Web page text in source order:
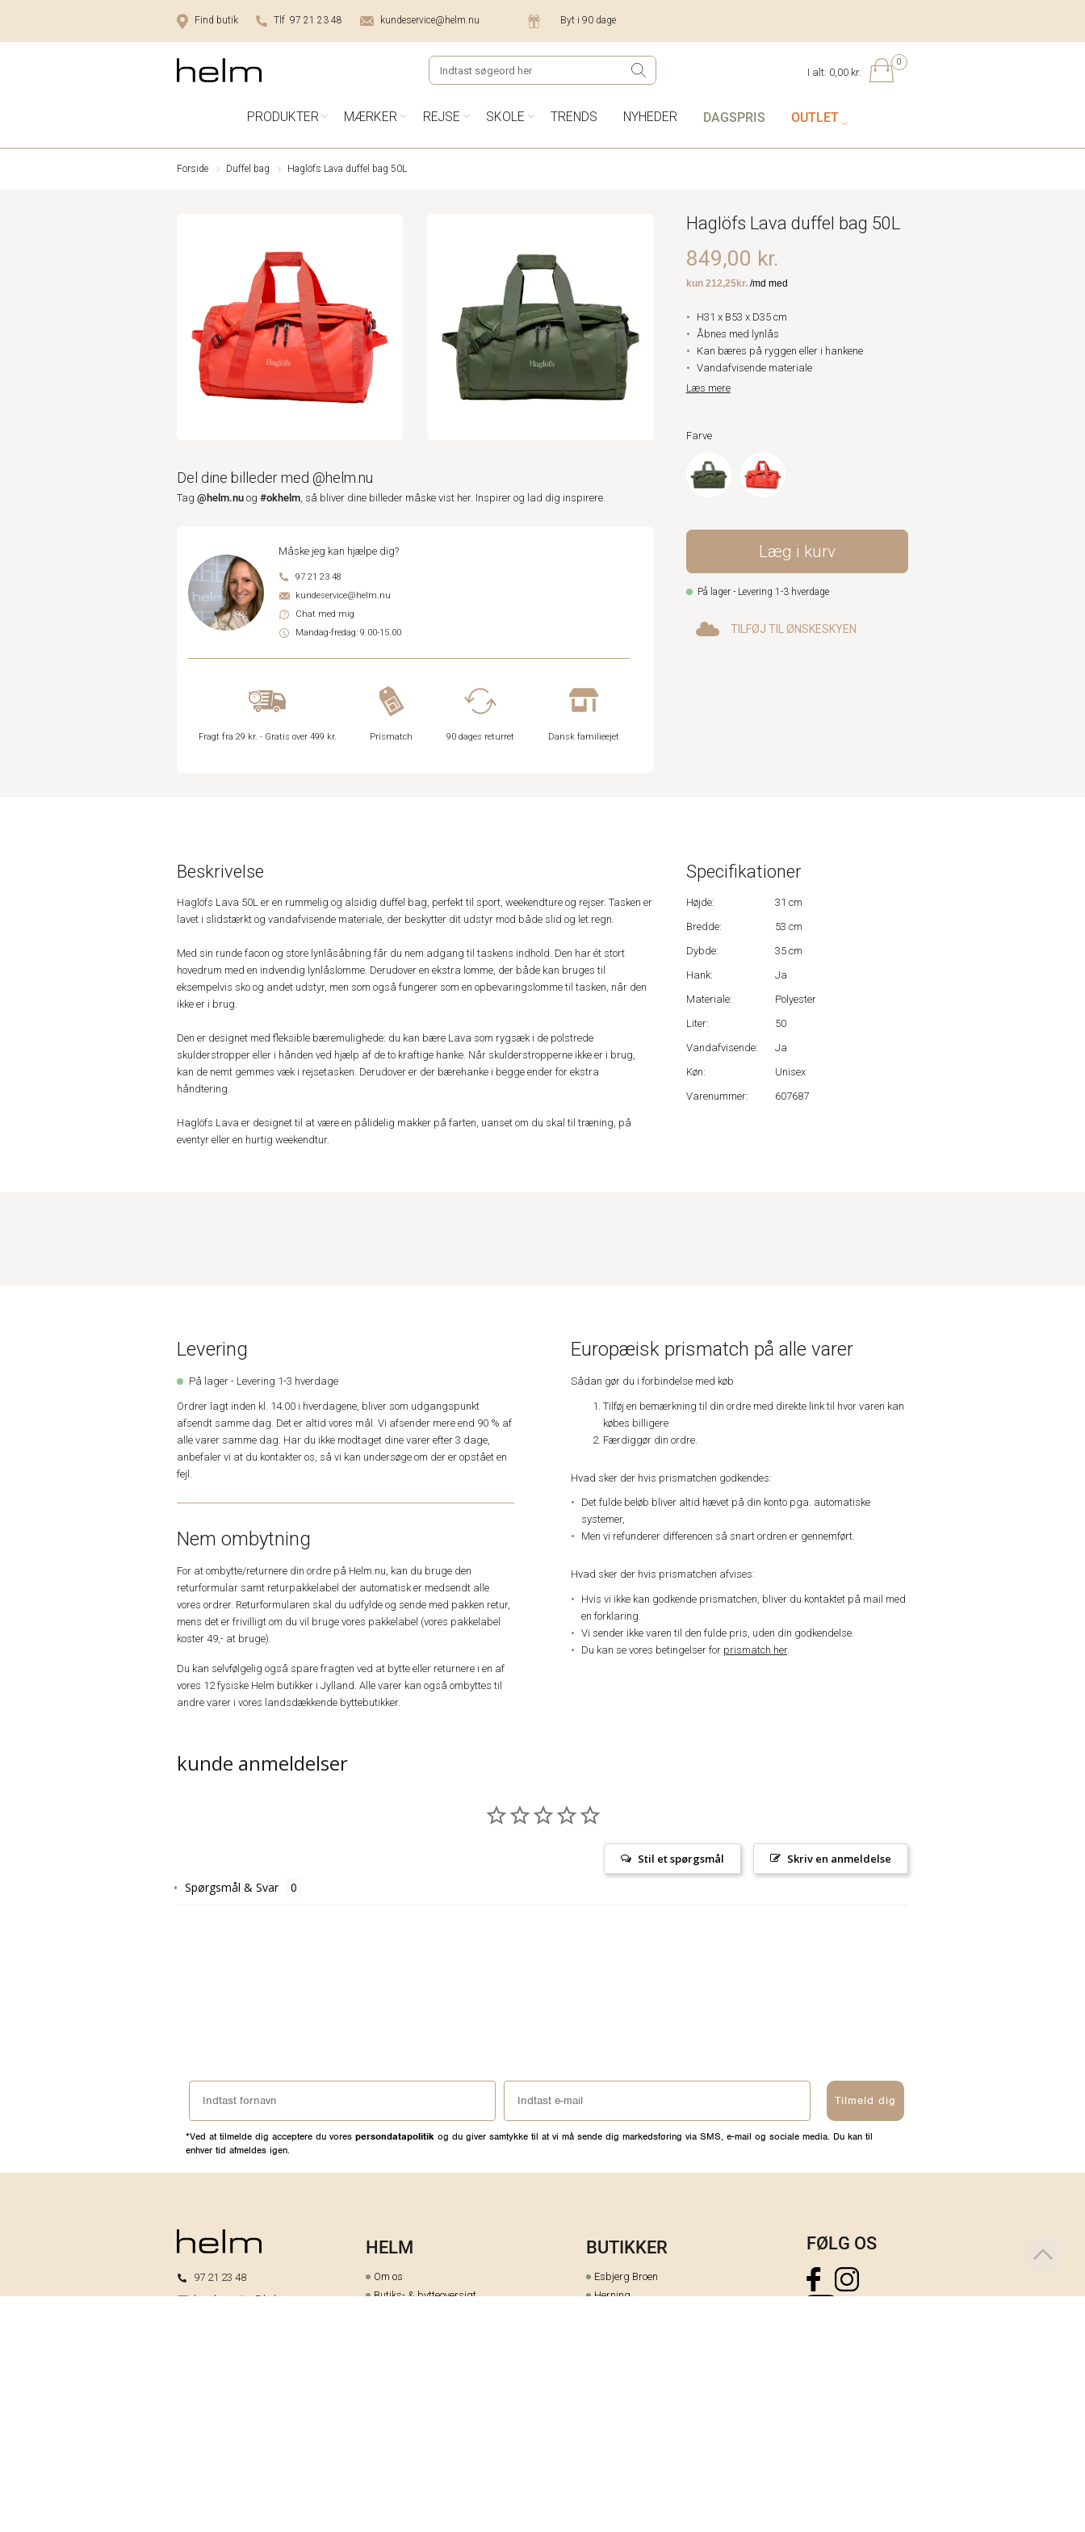
Find butik Tlf 97 21 23 48 kundeservice@helm.nu Byt i 90 dage
0
I alt: 0,00 kr.
PRODUKTER MÆRKER REJSE SKOLE TRENDS NYHEDER DAGSPRIS OUTLET
Forside Duffel bag Haglöfs Lava duffel bag 50L
Del dine billeder med @helm.nu
Tag @helm.nu og #okhelm, så bliver dine billeder måske vist her. Inspirer og lad dig inspirere.
Måske jeg kan hjælpe dig?
97 21 23 48
kundeservice@helm.nu
Chat med mig
Mandag-fredag: 9.00-15.00
Fragt fra 29 kr. - Gratis over 499 kr. Prismatch 90 dages returret Dansk familieejet
Haglöfs Lava duffel bag 50L
849,00 kr.
H31 x B53 x D35 cm
Åbnes med lynlås
Kan bæres på ryggen eller i hankene
Vandafvisende materiale
Læs mere
Farve
Læg i kurv
På lager - Levering 1-3 hverdage
TILFØJ TIL ØNSKESKYEN
Beskrivelse
Haglöfs Lava 50L er en rummelig og alsidig duffel bag, perfekt til sport, weekendture og rejser. Tasken er
lavet i slidstærkt og vandafvisende materiale, der beskytter dit udstyr mod både slid og let regn.
Med sin runde facon og store lynlåsåbning får du nem adgang til taskens indhold. Den har ét stort
hovedrum med en indvendig lynlåslomme. Derudover en ekstra lomme, der både kan bruges til
eksempelvis sko og andet udstyr, men som også fungerer som en opbevaringslomme til tasken, når den
ikke er i brug.
Den er designet med fleksible bæremulighede: du kan bære Lava som rygsæk i de polstrede
skulderstropper eller i hånden ved hjælp af de to kraftige hanke. Når skulderstropperne ikke er i brug,
kan de nemt gemmes væk i rejsetasken. Derudover er der bærehanke i begge ender for ekstra
håndtering.
Haglöfs Lava er designet til at være en pålidelig makker på farten, uanset om du skal til træning, på
eventyr eller en hurtig weekendtur.
Specifikationer
Højde:
31 cm
Bredde:
53 cm
Dybde:
35 cm
Hank:
Ja
Materiale:
Polyester
Liter:
50
Vandafvisende:
Ja
Køn:
Unisex
Varenummer:
607687
Levering
På lager - Levering 1-3 hverdage
Ordrer lagt inden kl. 14.00 i hverdagene, bliver som udgangspunkt
afsendt samme dag. Det er altid vores mål. Vi afsender mere end 90 % af
alle varer samme dag. Har du ikke modtaget dine varer efter 3 dage,
anbefaler vi at du kontakter os, så vi kan undersøge om der er opstået en
fejl.
Nem ombytning
For at ombytte/returnere din ordre på Helm.nu, kan du bruge den
returformular samt returpakkelabel der automatisk er medsendt alle
vores ordrer. Returformularen skal du udfylde og sende med pakken retur,
mens det er frivilligt om du vil bruge vores pakkelabel (vores pakkelabel
koster 49,- at bruge).
Du kan selvfølgelig også spare fragten ved at bytte eller returnere i en af
vores 12 fysiske Helm butikker i Jylland. Alle varer kan også ombyttes til
andre varer i vores landsdækkende byttebutikker.
Europæisk prismatch på alle varer
Sådan gør du i forbindelse med køb
Tilføj en bemærkning til din ordre med direkte link til hvor varen kan
købes billigere
Færdiggør din ordre.
Hvad sker der hvis prismatchen godkendes:
Det fulde beløb bliver altid hævet på din konto pga. automatiske
systemer,
Men vi refunderer differencen så snart ordren er gennemført.
Hvad sker der hvis prismatchen afvises:
Hvis vi ikke kan godkende prismatchen, bliver du kontaktet på mail med
en forklaring.
Vi sender ikke varen til den fulde pris, uden din godkendelse.
Du kan se vores betingelser for prismatch her.
kunde anmeldelser
Skriv en anmeldelse
Stil et spørgsmål
Spørgsmål & Svar
Tilmeld dig
*Ved at tilmelde dig acceptere du vores persondatapolitik og du giver samtykke til at vi må sende dig markedsføring via SMS, e-mail og sociale media. Du kan til
enhver tid afmeldes igen.
97 21 23 48
kundeservice@helm.nu
HELM
Om os
Butiks- & bytteoversigt
BUTIKKER
Esbjerg Broen
Herning
FØLG OS